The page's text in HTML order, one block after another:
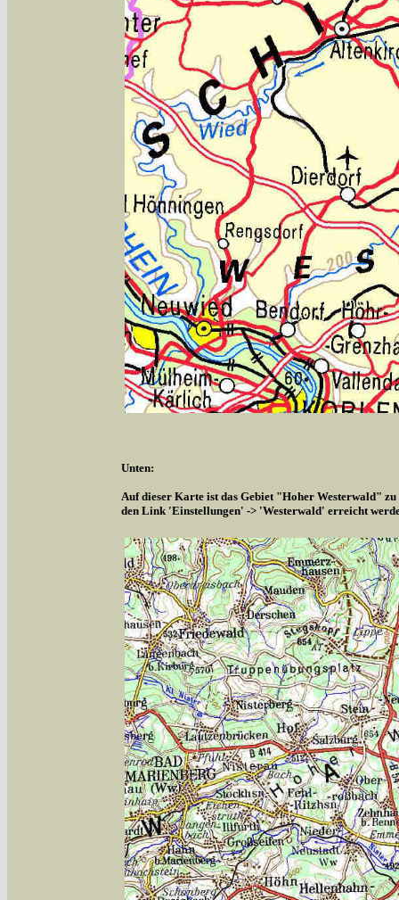
Unten:
Auf dieser Karte ist das Gebiet "Hoher Westerwald"
den Link 'Einstellungen' -> 'Westerwald' erreicht